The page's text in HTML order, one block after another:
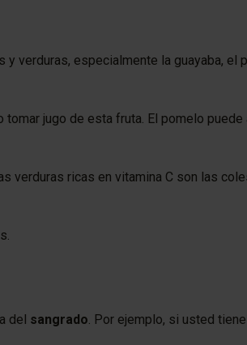
verduras, especialmente la guayaba, el
jugo de esta fruta. El pomelo
verduras ricas en vitamina C son las
del sangrado. Por ejemplo, si usted